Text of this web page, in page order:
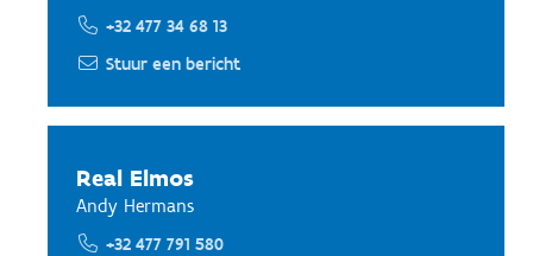
+32 477 34 68 13
Stuur een bericht
Real Elmos
Andy Hermans
+32 477 791 580